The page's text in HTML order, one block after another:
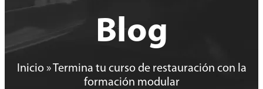
Blog
Inicio» Termina tu curso de restauración con la
formación modular